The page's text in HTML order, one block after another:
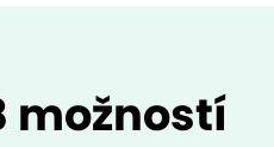
možností